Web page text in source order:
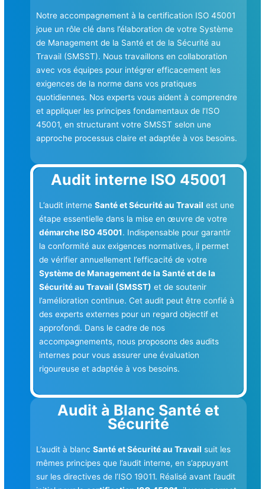
Notre accompagnement à la certification ISO 45001
joue un rôle clé dans l’élaboration de votre Système
de Management de la Santé et de la Sécurité au
Travail (SMSST). Nous travaillons en collaboration
avec vos équipes pour intégrer efficacement les
exigences de la norme dans vos pratiques
quotidiennes. Nos experts vous aident à comprendre
et appliquer les principes fondamentaux de l’ISO
45001, en structurant votre SMSST selon une
approche processus claire et adaptée à vos besoins.
Audit interne ISO 45001
L’audit interneSanté et Sécurité au Travail est une
étape essentielle dans la mise en œuvre de votre
démarche ISO 45001. Indispensable pour garantir
la conformité aux exigences normatives, il permet
de vérifier annuellement l’efficacité de votre
Système de Management de la Santé et de la
Sécurité au Travail (SMSST) et de soutenir
l’amélioration continue. Cet audit peut être confié à
des experts externes pour un regard objectif et
approfondi. Dans le cadre de nos
accompagnements, nous proposons des audits
internes pour vous assurer une évaluation
rigoureuse et adaptée à vos besoins.
Audit à Blanc Santé et
Sécurité
L’audit à blancSanté et Sécurité au Travail suit les
mêmes principes que l’audit interne, en s’appuyant
sur les directives de l’ISO 19011. Réalisé avant l’audit